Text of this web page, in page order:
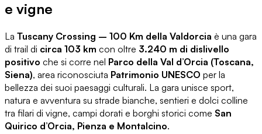
e vigne
La Tuscany Crossing – 100 Km della Valdorcia è una gara
di trail di circa 103 km con oltre 3.240 m di dislivello
positivo che si corre nel Parco della Val d’Orcia (Toscana,
Siena), area riconosciuta Patrimonio UNESCO per la
bellezza dei suoi paesaggi culturali. La gara unisce sport,
natura e avventura su strade bianche, sentieri e dolci colline
tra filari di vigne, campi dorati e borghi storici come San
Quirico d’Orcia, Pienza e Montalcino.